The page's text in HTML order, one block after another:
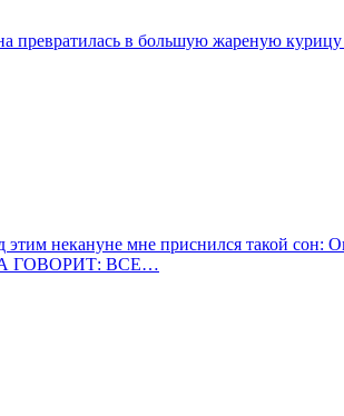
в большую жареную курицу
некануне мне приснился такой сон:
ОНА ГОВОРИТ: ВСЕ…